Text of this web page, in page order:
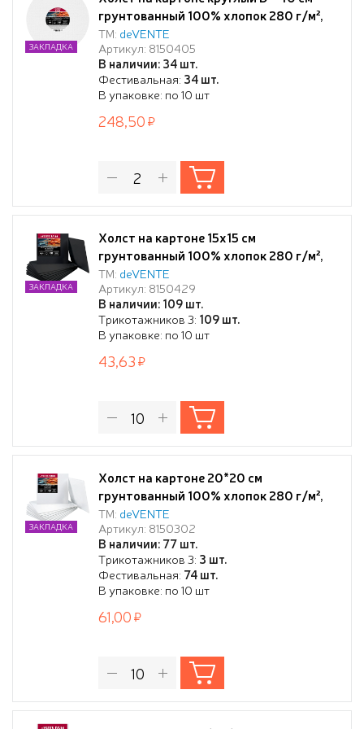
грунтованный 100% хлопок 280 г/м²,
мелкое зерно, цвет белый, "deVENTE.
ART"термоусадочная пленка
ТМ: deVENTE
Артикул: 8150405
В наличии: 34 шт.
Фестивальная: 34 шт.
В упаковке: по 10 шт
ЗАКЛАДКА
248,50
Холст на картоне 15x15 см
грунтованный 100% хлопок 280 г/м²,
мелкое зерно, цвет черный, "deVENTE.
ART" термоусадочная пленка
ТМ: deVENTE
Артикул: 8150429
В наличии: 109 шт.
Трикотажников 3: 109 шт.
В упаковке: по 10 шт
ЗАКЛАДКА
43,63
Холст на картоне 20*20 см
грунтованный 100% хлопок 280 г/м²,
мелкое зерно, белый, "deVENTE.
ARTISTIC STUDIO" термоусадочная
пленка
ТМ: deVENTE
Артикул: 8150302
В наличии: 77 шт.
Трикотажников 3: 3 шт.
Фестивальная: 74 шт.
В упаковке: по 10 шт
ЗАКЛАДКА
61,00